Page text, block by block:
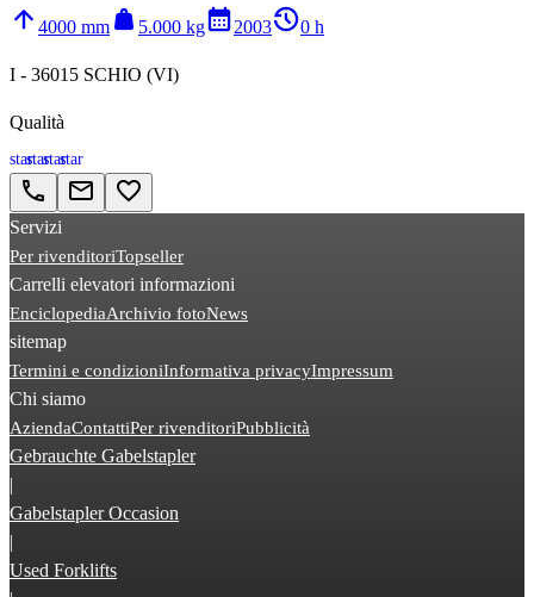
arrow_upward 4000 mm weight 5.000 kgcalendar_month2003history_20 h
I - 36015 SCHIO (VI)
Qualità
starstarstarstar
call email favorite_border
Servizi
Per rivenditoriTopseller
Carrelli elevatori informazioni
EnciclopediaArchivio fotoNews
sitemap
Termini e condizioniInformativa privacyImpressum
Chi siamo
AziendaContattiPer rivenditoriPubblicità
Gebrauchte Gabelstapler
|
Gabelstapler Occasion
|
Used Forklifts